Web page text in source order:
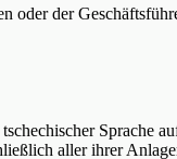
oder der
Sprache
aller ihrer